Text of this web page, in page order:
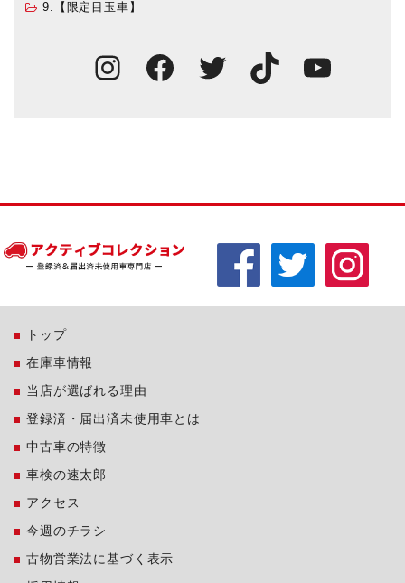
9.【限定目玉車】
Instagram
Facebook
TwitterTikTok
トップ
在庫車情報
当店が選ばれる理由
登録済・届出済未使用車とは
中古車の特徴
車検の速太郎
アクセス
今週のチラシ
古物営業法に基づく表示